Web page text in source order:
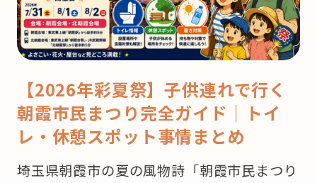
【2026年彩夏祭】子供連れで行く
朝霞市民まつり完全ガイド｜トイ
レ・休憩スポット事情まとめ
埼玉県朝霞市の夏の風物詩「朝霞市民まつり